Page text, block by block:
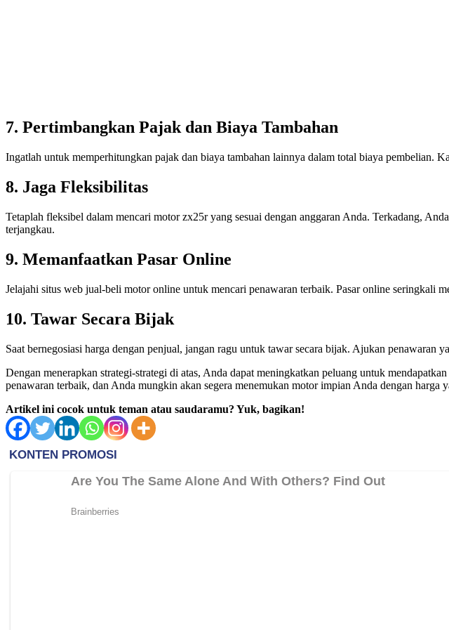
7. Pertimbangkan Pajak dan Biaya Tambahan
Ingatlah untuk memperhitungkan pajak dan biaya tambahan lainnya dalam total biaya pembelian.
8. Jaga Fleksibilitas
Tetaplah fleksibel dalam mencari motor zx25r yang sesuai dengan anggaran Anda. Terkadang,
terjangkau.
9. Memanfaatkan Pasar Online
Jelajahi situs web jual-beli motor online untuk mencari penawaran terbaik. Pasar online seringkali
10. Tawar Secara Bijak
Saat bernegosiasi harga dengan penjual, jangan ragu untuk tawar secara bijak. Ajukan penawaran
Dengan menerapkan strategi-strategi di atas, Anda dapat meningkatkan peluang untuk
penawaran terbaik, dan Anda mungkin akan segera menemukan motor impian Anda dengan harga
Artikel ini cocok untuk teman atau saudaramu? Yuk, bagikan!